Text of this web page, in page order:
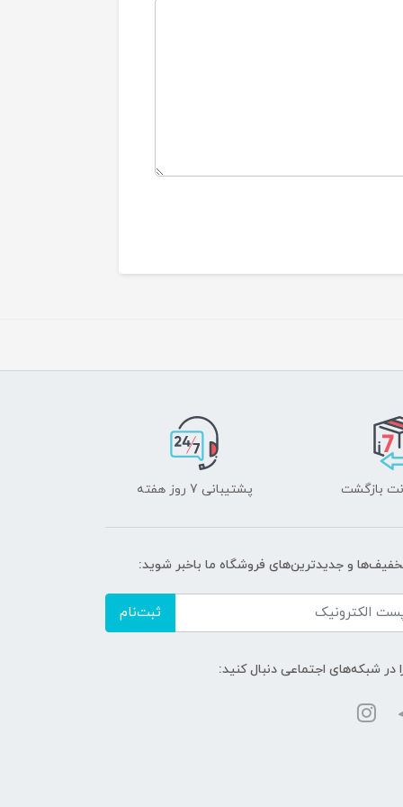
پشتیبانی 7 روز هفته
و جدیدترین‌های فروشگاه ما باخبر شوید:
ثبت‌نام
در شبکه‌های اجتماعی دنبال کنید: